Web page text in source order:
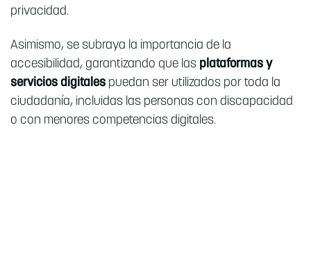
privacidad.
Asimismo, se subraya la importancia de la
accesibilidad, garantizando que las plataformas y
servicios digitales puedan ser utilizados por toda la
ciudadanía, incluidas las personas con discapacidad
o con menores competencias digitales.